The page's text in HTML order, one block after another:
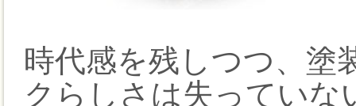
時代感を残しつつ、塗
クらしさは失っていな